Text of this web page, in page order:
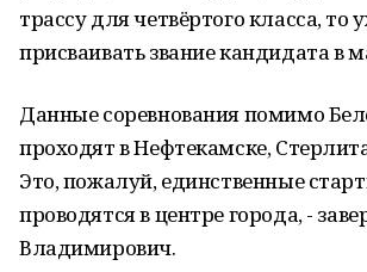
трассу для четвёртого класса, то
присваивать звание кандидата в
Данные соревнования помимо
проходят в Нефтекамске,
Это, пожалуй, единственные
проводятся в центре города, -
Владимирович.